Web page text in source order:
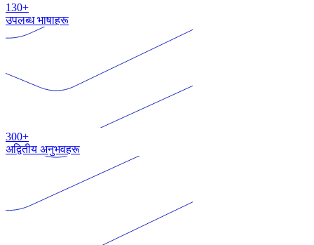
130+
उपलब्ध भाषाहरू
300+
अद्वितीय अनुभवहरू